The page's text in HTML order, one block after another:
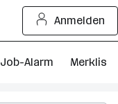
Anmelden
Job-Alarm Merkliste